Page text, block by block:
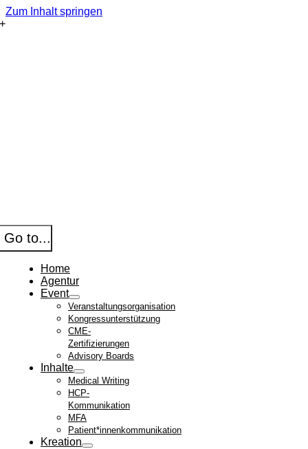
Zum Inhalt springen
Go to...
Home
Agentur
Event
Veranstaltungsorganisation
Kongressunterstützung
CME-
Zertifizierungen
Advisory Boards
Inhalte
Medical Writing
HCP-
Kommunikation
MFA
Patient*innenkommunikation
Kreation